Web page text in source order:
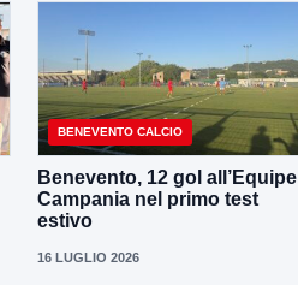
BENEVENTO CALCIO
Benevento, 12 gol all’Equipe
Campania nel primo test
estivo
16 LUGLIO 2026